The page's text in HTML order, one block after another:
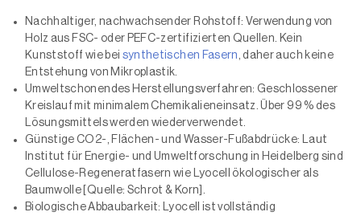
Nachhaltiger, nachwachsender Rohstoff: Verwendung von
Holz aus FSC- oder PEFC-zertifizierten Quellen. Kein
Kunststoff wie bei synthetischen Fasern, daher auch keine
Entstehung von Mikroplastik.
Umweltschonendes Herstellungsverfahren: Geschlossener
Kreislauf mit minimalem Chemikalieneinsatz. Über 99 % des
Lösungsmittels werden wiederverwendet.
Günstige CO2-, Flächen- und Wasser-Fußabdrücke: Laut
Institut für Energie- und Umweltforschung in Heidelberg sind
Cellulose-Regeneratfasern wie Lyocell ökologischer als
Baumwolle [Quelle: Schrot & Korn].
Biologische Abbaubarkeit: Lyocell ist vollständig